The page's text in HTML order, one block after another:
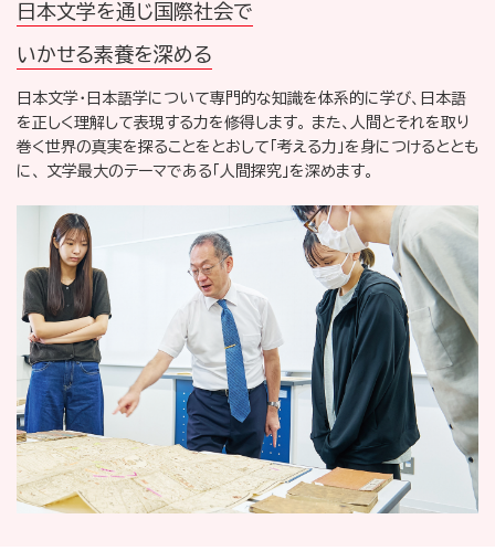
日本文学を通じ国際社会で
いかせる素養を深める
日本文学・日本語学について専門的な知識を体系的に学び、日本語
を正しく理解して表現する力を修得します。
また、人間とそれを取り
巻く世界の真実を探ることをとおして「考える力」を身につけるととも
に、
文学最大のテーマである「人間探究」を深めます。